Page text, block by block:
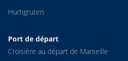
Hurtigruten
Port de départ
Croisière au départ de Marseille